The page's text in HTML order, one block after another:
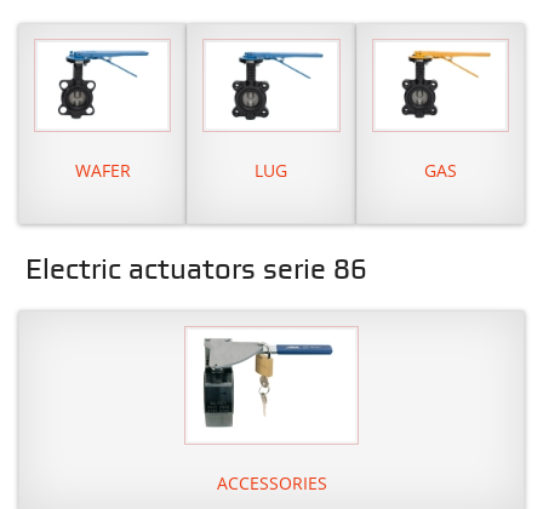
WAFER LUG GAS
Electric actuators serie 86
ACCESSORIES